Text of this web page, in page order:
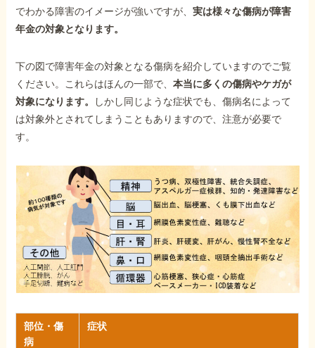
でわかる障害のイメージが強いですが、実は様々な傷病が障害
年金の対象となります。
下の図で障害年金の対象となる傷病を紹介していますのでご覧
ください。これらはほんの一部で、本当に多くの傷病やケガが
対象になります。
しかし同じような症状でも、傷病名によって
は対象外とされてしまうこともありますので、注意が必要で
す。
部位・傷
病
症状